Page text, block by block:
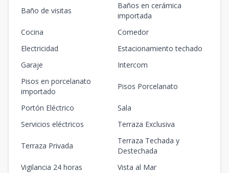
Baño de visitas
Baños en cerámica
importada
Cocina
Comedor
Electricidad
Estacionamiento techado
Garaje
Intercom
Pisos en porcelanato
importado
Pisos Porcelanato
Portón Eléctrico
Sala
Servicios eléctricos
Terraza Exclusiva
Terraza Privada
Terraza Techada y
Destechada
Vigilancia 24 horas
Vista al Mar